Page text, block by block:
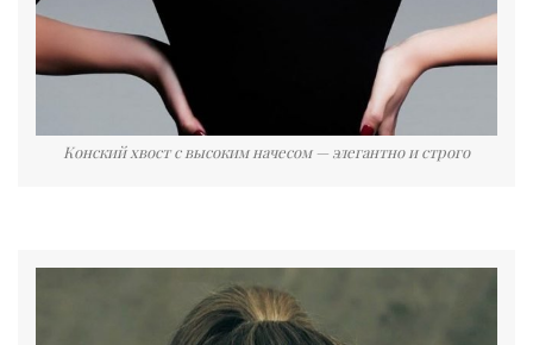
Конский хвост с высоким начесом — элегантно и строго